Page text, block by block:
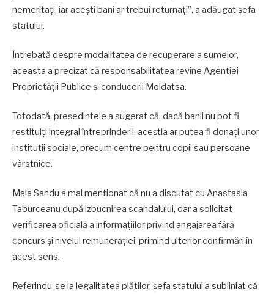
nemeritați, iar acești bani ar trebui returnați”, a adăugat șefa
statului.
Întrebată despre modalitatea de recuperare a sumelor,
aceasta a precizat că responsabilitatea revine Agenției
Proprietății Publice și conducerii Moldatsa.
Totodată, președintele a sugerat că, dacă banii nu pot fi
restituiți integral întreprinderii, aceștia ar putea fi donați unor
instituții sociale, precum centre pentru copii sau persoane
vârstnice.
Maia Sandu a mai menționat că nu a discutat cu Anastasia
Taburceanu după izbucnirea scandalului, dar a solicitat
verificarea oficială a informațiilor privind angajarea fără
concurs și nivelul remunerației, primind ulterior confirmări în
acest sens.
Referindu-se la legalitatea plăților, șefa statului a subliniat că